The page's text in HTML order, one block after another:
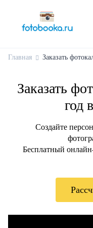
Главная Заказать
Заказать
год
Создайте
Бесплатный